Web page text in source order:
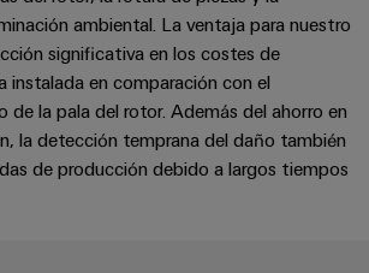
ambiental. La ventaja para nuestro
significativa en los costes de
instalada en comparación con el
de la pala del rotor. Además del ahorro en
la detección temprana del daño también
de producción debido a largos tiempos